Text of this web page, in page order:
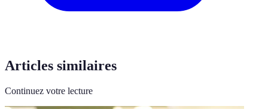
Articles similaires
Continuez votre lecture